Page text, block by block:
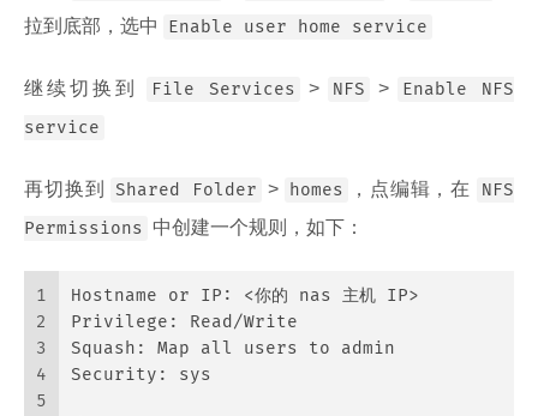
拉到底部，选中
Enable user home service
继续切换到 File Services > NFS >
Enable NFS
service
再切换到 Shared Folder > homes ，点编辑，在
NFS
Permissions 中创建一个规则，如下：
1
2
3
4
5
Hostname or IP: <你的 nas 主机 IP>
Privilege: Read/Write
Squash: Map all users to admin
Security: sys